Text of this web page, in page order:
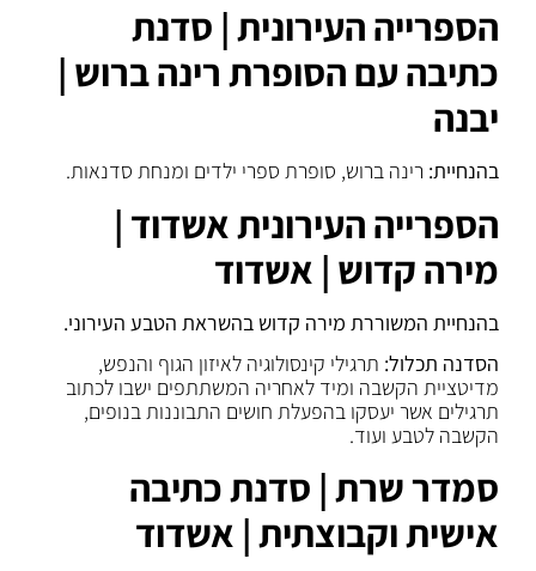
הספרייה העירונית | סדנת
כתיבה עם הסופרת רינה ברוש |
יבנה
בהנחיית: רינה ברוש, סופרת ספרי ילדים ומנחת סדנאות.
הספרייה העירונית אשדוד |
מירה קדוש | אשדוד
בהנחיית המשוררת מירה קדוש בהשראת הטבע העירוני.
הסדנה תכלול: תרגילי קינסולוגיה לאיזון הגוף והנפש,
מדיטציית הקשבה ומיד לאחריה המשתתפים ישבו לכתוב
תרגילים אשר יעסקו בהפעלת חושים התבוננות בנופים,
הקשבה לטבע ועוד.
סמדר שרת | סדנת כתיבה
אישית וקבוצתית | אשדוד